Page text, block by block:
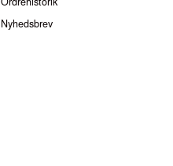
Nyhedsbrev